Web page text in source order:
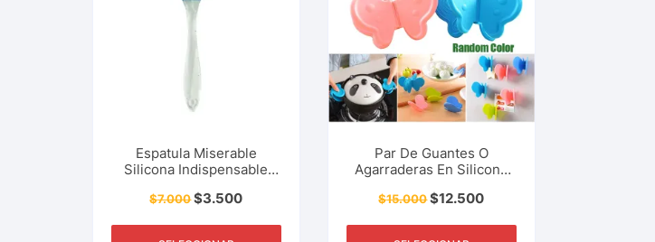
Espatula Miserable
Silicona Indispensable
Reposteria y Mas
$7.000$3.500
Par De Guantes O
Agarraderas En Silicona
Cocina, Panadería,
$15.000$12.500